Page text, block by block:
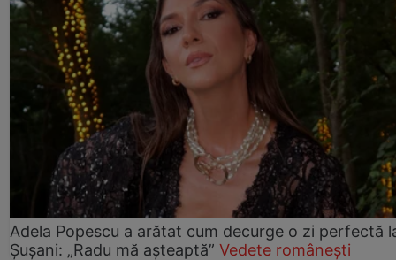
Adela Popescu a arătat cum decurge o zi perfectă
Șușani: „Radu mă așteaptă” Vedete românești